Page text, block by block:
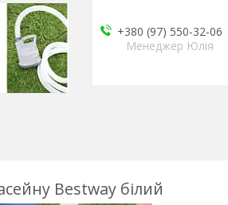
+380 (97) 550-32-06
Менеджер Юлія
Bestway білий